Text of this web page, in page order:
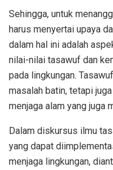
Sehingga, untuk
harus menyertai upaya
dalam hal ini adalah
nilai-nilai tasawuf dan
pada lingkungan.
masalah batin, tetapi
menjaga alam yang juga
Dalam diskursus ilmu
yang dapat
menjaga lingkungan,